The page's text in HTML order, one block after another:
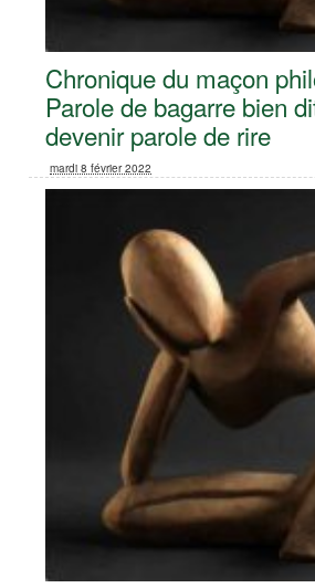
Chronique du maçon
Parole de bagarre bien
devenir parole de rire
mardi 8 février 2022